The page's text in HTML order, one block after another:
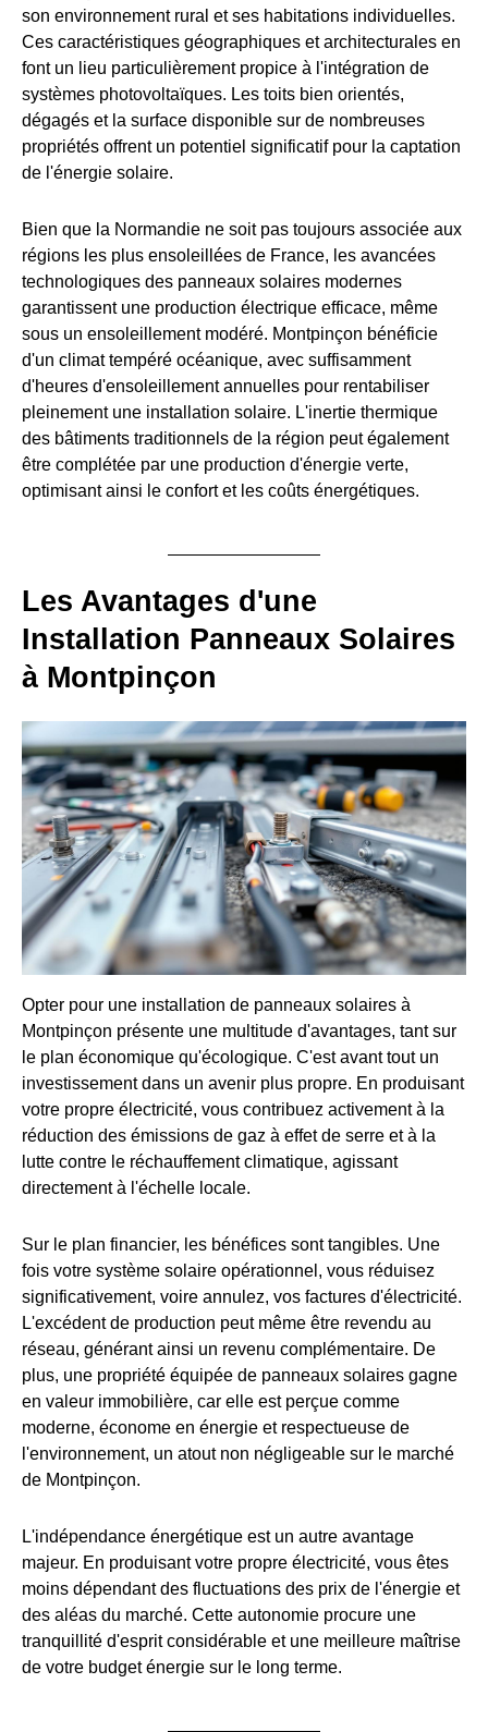
son environnement rural et ses habitations individuelles.
Ces caractéristiques géographiques et architecturales en
font un lieu particulièrement propice à l'intégration de
systèmes photovoltaïques. Les toits bien orientés,
dégagés et la surface disponible sur de nombreuses
propriétés offrent un potentiel significatif pour la captation
de l'énergie solaire.
Bien que la Normandie ne soit pas toujours associée aux
régions les plus ensoleillées de France, les avancées
technologiques des panneaux solaires modernes
garantissent une production électrique efficace, même
sous un ensoleillement modéré. Montpinçon bénéficie
d'un climat tempéré océanique, avec suffisamment
d'heures d'ensoleillement annuelles pour rentabiliser
pleinement une installation solaire. L'inertie thermique
des bâtiments traditionnels de la région peut également
être complétée par une production d'énergie verte,
optimisant ainsi le confort et les coûts énergétiques.
Les Avantages d'une
Installation Panneaux Solaires
à Montpinçon
Opter pour une installation de panneaux solaires à
Montpinçon présente une multitude d'avantages, tant sur
le plan économique qu'écologique. C'est avant tout un
investissement dans un avenir plus propre. En produisant
votre propre électricité, vous contribuez activement à la
réduction des émissions de gaz à effet de serre et à la
lutte contre le réchauffement climatique, agissant
directement à l'échelle locale.
Sur le plan financier, les bénéfices sont tangibles. Une
fois votre système solaire opérationnel, vous réduisez
significativement, voire annulez, vos factures d'électricité.
L'excédent de production peut même être revendu au
réseau, générant ainsi un revenu complémentaire. De
plus, une propriété équipée de panneaux solaires gagne
en valeur immobilière, car elle est perçue comme
moderne, économe en énergie et respectueuse de
l'environnement, un atout non négligeable sur le marché
de Montpinçon.
L'indépendance énergétique est un autre avantage
majeur. En produisant votre propre électricité, vous êtes
moins dépendant des fluctuations des prix de l'énergie et
des aléas du marché. Cette autonomie procure une
tranquillité d'esprit considérable et une meilleure maîtrise
de votre budget énergie sur le long terme.